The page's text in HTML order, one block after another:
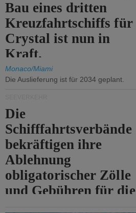
Bau eines dritten
Kreuzfahrtschiffs für
Crystal ist nun in
Kraft.
Monaco/Miami
Die Auslieferung ist für 2034 geplant.
Die
Schifffahrtsverbände
bekräftigen ihre
Ablehnung
obligatorischer Zölle
und Gebühren für die